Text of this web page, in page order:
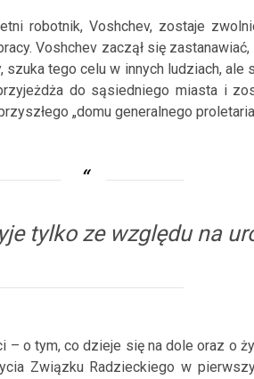
robotnik, Voshchev, zostaje
Voshchev zaczął się
tego celu w innych ludziach, ale
do sąsiedniego miasta i
„domu generalnego
tylko ze względu na
o tym, co dzieje się na dole oraz o
Związku Radzieckiego w